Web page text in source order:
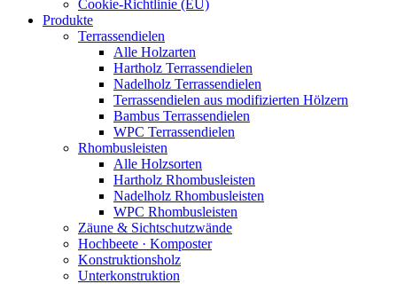
Cookie-Richtlinie (EU)
Produkte
Terrassendielen
Alle Holzarten
Hartholz Terrassendielen
Nadelholz Terrassendielen
Terrassendielen aus modifizierten Hölzern
Bambus Terrassendielen
WPC Terrassendielen
Rhombusleisten
Alle Holzsorten
Hartholz Rhombusleisten
Nadelholz Rhombusleisten
WPC Rhombusleisten
Zäune & Sichtschutzwände
Hochbeete · Komposter
Konstruktionsholz
Unterkonstruktion